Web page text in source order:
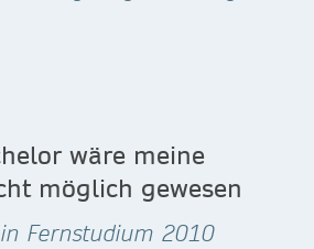
wäre meine
möglich gewesen
Fernstudium 2010